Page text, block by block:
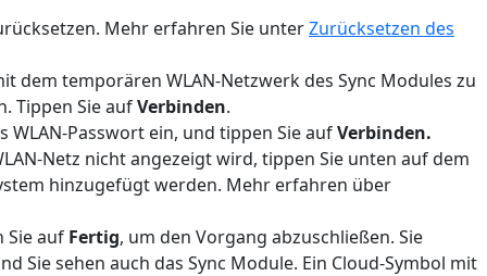
Mehr erfahren Sie unterZurücksetzen des
temporären WLAN-Netzwerk des Sync Modules zu
Tippen Sie aufVerbinden.
Passwort ein, und tippen Sie aufVerbinden.
Netz nicht angezeigt wird, tippen Sie unten auf dem
hinzugefügt werden. Mehr erfahren über
Sie auf Fertig, um den Vorgang abzuschließen. Sie
Sie sehen auch das Sync Module. Ein Cloud-Symbol mit